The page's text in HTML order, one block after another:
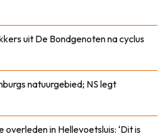
uit De Bondgenoten na cyclus
natuurgebied; NS legt
overleden in Hellevoetsluis: ‘Dit is